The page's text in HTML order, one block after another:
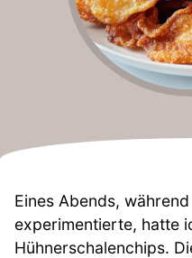
Eines Abends,
experimentierte, hatte
Hühnerschalenchips.